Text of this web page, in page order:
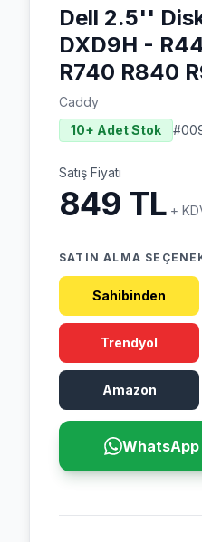
Dell 2.5''
DXD9H -
R740 R840
Caddy
10+ Adet Stok
#
Satış Fiyatı
849 TL +
SATIN ALMA
Sahibinden
Trendyol
Amazon
WhatsApp